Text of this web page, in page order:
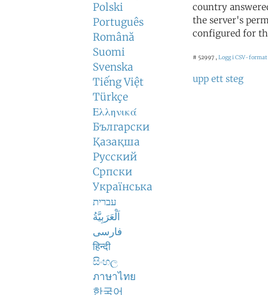
Polski
Português
Română
Suomi
Svenska
Tiếng Việt
Türkçe
Ελληνικά
Български
Қазақша
Русский
Српски
Українська
עברית
اَلْعَرَبِيَّةُ
فارسی
हिन्दी
සිංහල
ภาษาไทย
한국어
country
the server's
configured for
# 52997 , Logg i CSV-format
upp ett steg